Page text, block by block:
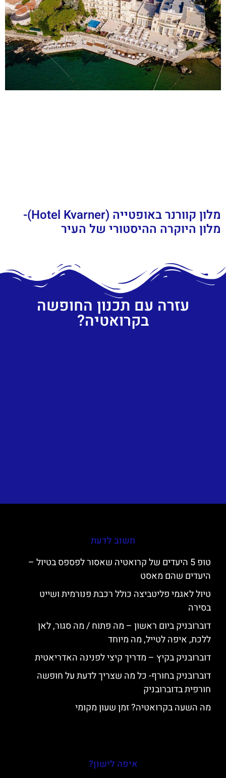
מלון קוורנר באופטייה (Hotel Kvarner)-
מלון היוקרה ההיסטורי של העיר
עזרה עם תכנון החופשה
בקרואטיה?
חשוב לדעת
טופ 5 היעדים של קרואטיה שאסור לפספס בטיול –
היעדים שהם מאסט
טיול לאגמי פליטביצה כולל רכבת פנורמית ושייט
בסירה
דוברובניק ביום ראשון – מה פתוח / מה סגור, לאן
ללכת, איפה לטייל, מה מיוחד
דוברובניק בקיץ – מדריך קיצי לפנינה האדריאטית
דוברובניק בחורף- כל מה שצריך לדעת על חופשה
חורפית בדוברובניק
מה השעה בקרואטיה? זמן שעון מקומי
איפה לישון?